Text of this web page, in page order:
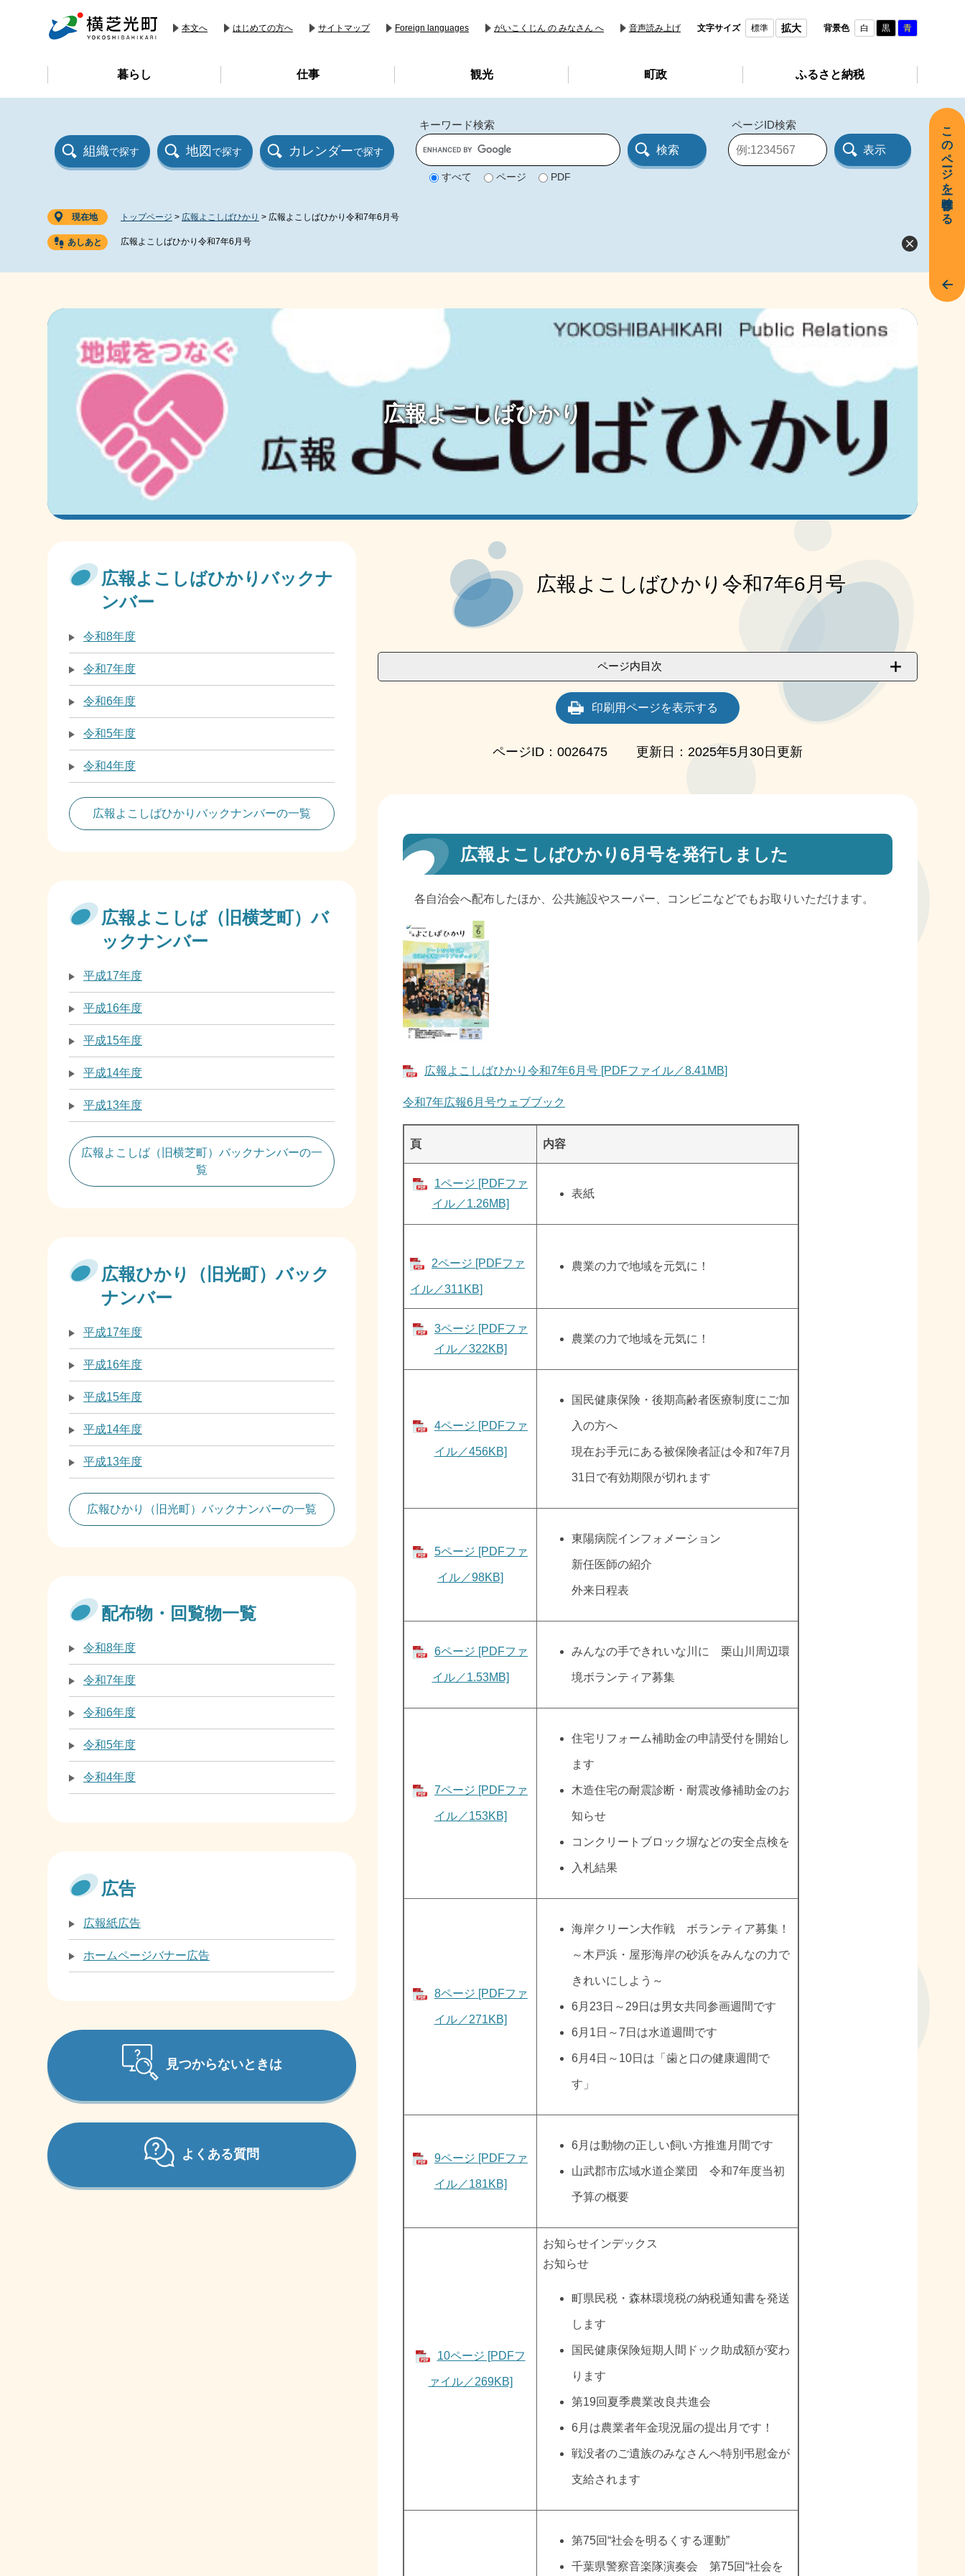
本文へ はじめての方へ サイトマップ Foreign languages がいこくじん の みなさん へ 音声読み上げ 文字サイズ 標準 拡大 背景色 白 黒 青
暮らし 仕事 観光 町政 ふるさと納税
組織で探す 地図 で探す カレンダーで探す
キーワード検索
G
o
o
すべて ページ PDF
ページID検索
ペ
ー
現在地 トップページ > 広報よこしばひかり > 広報よこしばひかり令和7年6月号
広報よこしばひかり令和7年6月号
広報よこしばひかり
広報よこしばひかり令和7年6月号
ページ内目次
印刷用ページを表示する
ページID：0026475 更新日：2025年5月30日更新
広報よこしばひかり6月号を発行しました
各自治会へ配布したほか、公共施設やスーパー、コンビニなどでもお取りいただけます。
広報よこしばひかり令和7年6月号 [PDFファイル／8.41MB]
令和7年広報6月号ウェブブック
頁 内容
1ページ [PDFファ
イル／1.26MB]
表紙
2ページ [PDFファ
イル／311KB]
​農業の力で地域を元気に！
3ページ [PDFファ
イル／322KB]
農業の力で地域を元気に！
4ページ [PDFファ
イル／456KB]
​国民健康保険・後期高齢者医療制度にご加
入の方へ
現在お手元にある被保険者証は令和7年7月
31日で有効期限が切れます
5ページ [PDFファ
イル／98KB]
​東陽病院インフォメーション
新任医師の紹介
外来日程表
6ページ [PDFファ
イル／1.53MB]
みんなの手できれいな川に 栗山川周辺環
境ボランティア募集
7ページ [PDFファ
イル／153KB]
住宅リフォーム補助金の申請受付を開始し
ます
木造住宅の耐震診断・耐震改修補助金のお
知らせ
コンクリートブロック塀などの安全点検を
入札結果
8ページ [PDFファ
イル／271KB]
海岸クリーン大作戦 ボランティア募集！
～木戸浜・屋形海岸の砂浜をみんなの力で
きれいにしよう～
6月23日～29日は男女共同参画週間です
6月1日～7日は水道週間です
6月4日～10日は「歯と口の健康週間で
す」
9ページ [PDFファ
イル／181KB]
6月は動物の正しい飼い方推進月間です
山武郡市広域水道企業団 令和7年度当初
予算の概要
10ページ [PDFフ
ァイル／269KB]
​お知らせインデックス
お知らせ
町県民税・森林環境税の納税通知書を発送
します
国民健康保険短期人間ドック助成額が変わ
ります
第19回夏季農業改良共進会
6月は農業者年金現況届の提出月です！
戦没者のご遺族のみなさんへ特別弔慰金が
支給されます
第75回“社会を明るくする運動”
千葉県警察音楽隊演奏会 第75回“社会を
広報よこしばひかりバックナ
ンバー
令和8年度
令和7年度
令和6年度
令和5年度
令和4年度
広報よこしばひかりバックナンバーの一覧
広報よこしば（旧横芝町）バ
ックナンバー
平成17年度
平成16年度
平成15年度
平成14年度
平成13年度
広報よこしば（旧横芝町）バックナンバーの一
覧
広報ひかり（旧光町）バック
ナンバー
平成17年度
平成16年度
平成15年度
平成14年度
平成13年度
広報ひかり（旧光町）バックナンバーの一覧
配布物・回覧物一覧
令和8年度
令和7年度
令和6年度
令和5年度
令和4年度
広告
広報紙広告
ホームページバナー広告
見つからないときは
よくある質問
このページを一時保存する